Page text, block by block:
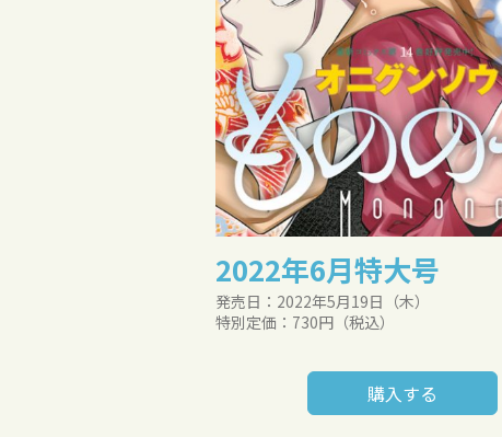
2022年6月特大号
発売日：2022年5月19日（木）
特別定価：730円（税込）
購入する